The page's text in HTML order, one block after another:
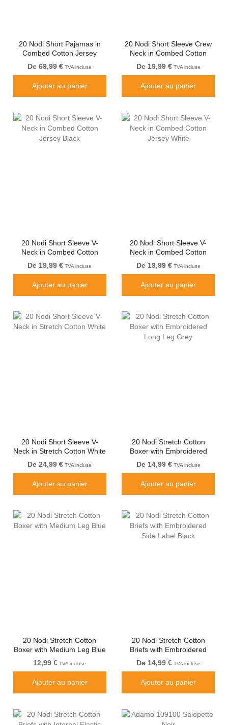
20 Nodi Short Pajamas in
Combed Cotton Jersey
Blue/Black
De 69,99 € TVA incluse
Ajouter au panier
20 Nodi Short Sleeve Crew
Neck in Combed Cotton
Jersey White
De 19,99 €TVA incluse
Ajouter au panier
20 Nodi Short Sleeve V-
Neck in Combed Cotton
Jersey Black
De 19,99 € TVA incluse
Ajouter au panier
20 Nodi Short Sleeve V-
Neck in Combed Cotton
Jersey White
De 19,99 €TVA incluse
Ajouter au panier
20 Nodi Short Sleeve V-
Neck in Stretch Cotton White
De 24,99 € TVA incluse
Ajouter au panier
20 Nodi Stretch Cotton
Boxer with Embroidered
Long Leg Grey
De 14,99 €TVA incluse
Ajouter au panier
20 Nodi Stretch Cotton
Boxer with Medium Leg Blue
12,99 € TVA incluse
Ajouter au panier
20 Nodi Stretch Cotton
Briefs with Embroidered
Side Label Black
De 14,99 €TVA incluse
Ajouter au panier